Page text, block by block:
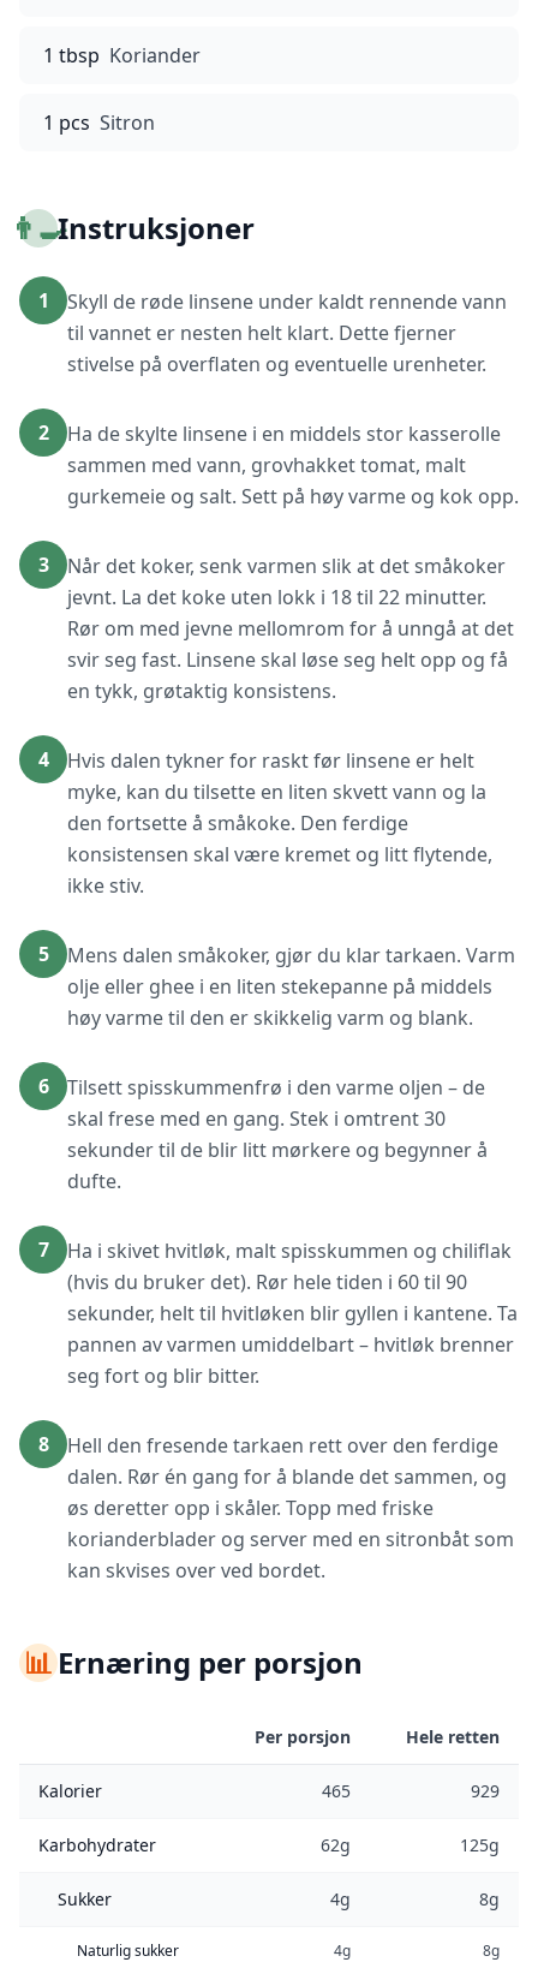
1 tbsp Koriander
1 pcs Sitron
👨‍🍳Instruksjoner
1
Skyll de røde linsene under kaldt rennende vann
til vannet er nesten helt klart. Dette fjerner
stivelse på overflaten og eventuelle urenheter.
2
Ha de skylte linsene i en middels stor kasserolle
sammen med vann, grovhakket tomat, malt
gurkemeie og salt. Sett på høy varme og kok opp.
3
Når det koker, senk varmen slik at det småkoker
jevnt. La det koke uten lokk i 18 til 22 minutter.
Rør om med jevne mellomrom for å unngå at det
svir seg fast. Linsene skal løse seg helt opp og få
en tykk, grøtaktig konsistens.
4
Hvis dalen tykner for raskt før linsene er helt
myke, kan du tilsette en liten skvett vann og la
den fortsette å småkoke. Den ferdige
konsistensen skal være kremet og litt flytende,
ikke stiv.
5
Mens dalen småkoker, gjør du klar tarkaen. Varm
olje eller ghee i en liten stekepanne på middels
høy varme til den er skikkelig varm og blank.
6
Tilsett spisskummenfrø i den varme oljen – de
skal frese med en gang. Stek i omtrent 30
sekunder til de blir litt mørkere og begynner å
dufte.
7
Ha i skivet hvitløk, malt spisskummen og chiliflak
(hvis du bruker det). Rør hele tiden i 60 til 90
sekunder, helt til hvitløken blir gyllen i kantene. Ta
pannen av varmen umiddelbart – hvitløk brenner
seg fort og blir bitter.
8
Hell den fresende tarkaen rett over den ferdige
dalen. Rør én gang for å blande det sammen, og
øs deretter opp i skåler. Topp med friske
korianderblader og server med en sitronbåt som
kan skvises over ved bordet.
📊Ernæring per porsjon
Per porsjon Hele retten
Kalorier 465 929
Karbohydrater 62g 125g
Sukker 4g 8g
Naturlig sukker 4g 8g